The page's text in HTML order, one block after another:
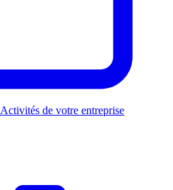
Activités de votre entreprise